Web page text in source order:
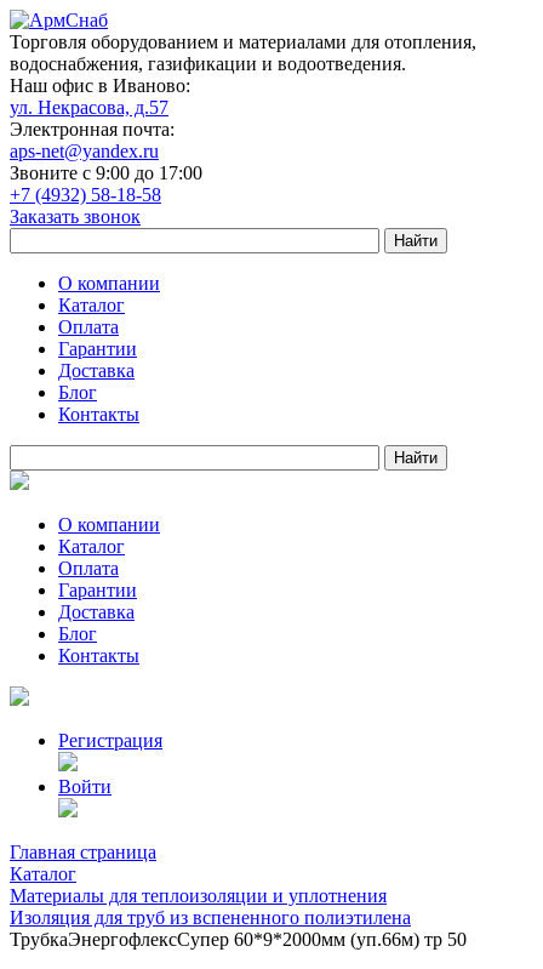
Торговля оборудованием и материалами для отопления,
водоснабжения, газификации и водоотведения.
Наш офис в Иваново:
ул. Некрасова, д.57
Электронная почта:
aps-net@yandex.ru
Звоните с 9:00 до 17:00
+7 (4932) 58-18-58
Заказать звонок
О компании
Каталог
Оплата
Гарантии
Доставка
Блог
Контакты
О компании
Каталог
Оплата
Гарантии
Доставка
Блог
Контакты
Регистрация
Войти
Главная страница
Каталог
Материалы для теплоизоляции и уплотнения
Изоляция для труб из вспененного полиэтилена
ТрубкаЭнергофлексСупер 60*9*2000мм (уп.66м) тр 50